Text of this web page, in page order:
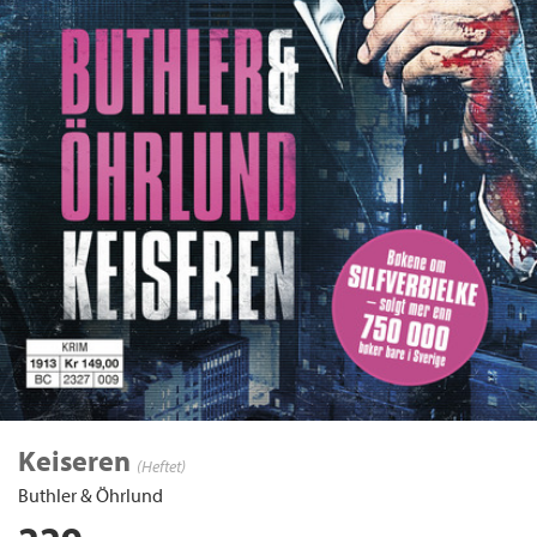
Keiseren (Heftet)
Buthler & Öhrlund